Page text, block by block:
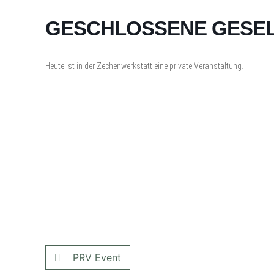
GESCHLOSSENE
Heute ist in der Zechenwerkstatt eine private Veranstaltung.
PRV Event